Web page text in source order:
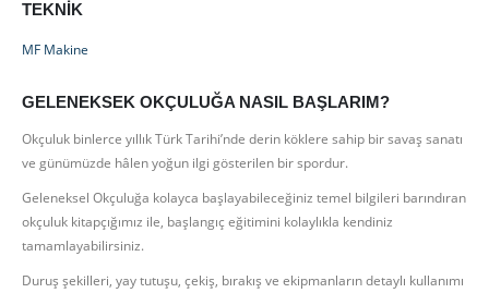
TEKNIK
MF Makine
GELENEKSEK OKÇULUĞA NASIL BAŞLARIM?
Okçuluk binlerce yıllık Türk Tarihi’nde derin köklere sahip bir savaş sanatı
ve günümüzde hâlen yoğun ilgi gösterilen bir spordur.
Geleneksel Okçuluğa kolayca başlayabileceğiniz temel bilgileri barındıran
okçuluk kitapçığımız ile, başlangıç eğitimini kolaylıkla kendiniz
tamamlayabilirsiniz.
Duruş şekilleri, yay tutuşu, çekiş, bırakış ve ekipmanların detaylı kullanımı